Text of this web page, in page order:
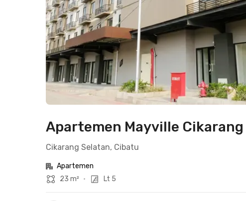
Apartemen Mayville
Cikarang Selatan, Cibatu
Apartemen
23 m² • Lt 5